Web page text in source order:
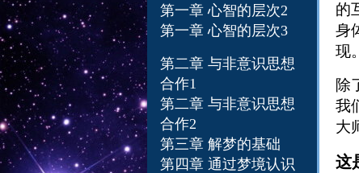
的
身
现。
除
我
大
这
第一章 心智的层次2
第一章 心智的层次3
第二章 与非意识思想
合作1
第二章 与非意识思想
合作2
第三章 解梦的基础
第四章 通过梦境认识